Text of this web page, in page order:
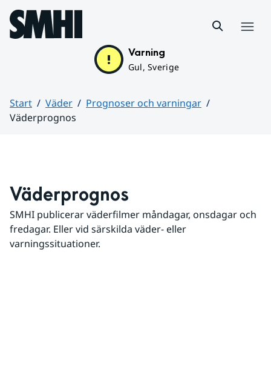
Hoppa till sidans innehåll
Varning
Gul, Sverige
Start Väder
Prognoser och varningar
Väderprognos
Väderprognos
SMHI publicerar väderfilmer måndagar, onsdagar och
fredagar. Eller vid särskilda väder- eller
varningssituationer.